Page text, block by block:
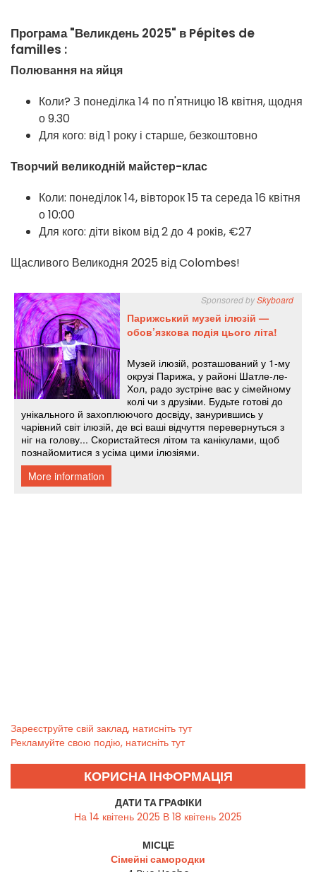
Програма "Великдень 2025" в Pépites de
familles :
Полювання на яйця
Коли? З понеділка 14 по п'ятницю 18 квітня, щодня
о 9.30
Для кого: від 1 року і старше, безкоштовно
Творчий великодній майстер-клас
Коли: понеділок 14, вівторок 15 та середа 16 квітня
о 10:00
Для кого: діти віком від 2 до 4 років, €27
Щасливого Великодня 2025 від Colombes!
Зареєструйте свій заклад, натисніть тут
Рекламуйте свою подію, натисніть тут
КОРИСНА ІНФОРМАЦІЯ
ДАТИ ТА ГРАФІКИ
На 14 квітень 2025 В 18 квітень 2025
МІСЦЕ
Сімейні самородки